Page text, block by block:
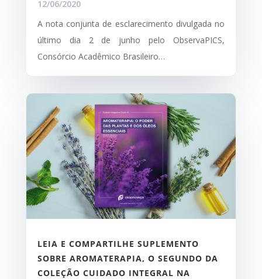
12/06/2020
A nota conjunta de esclarecimento divulgada no
último dia 2 de junho pelo ObservaPICS,
Consórcio Acadêmico Brasileiro…
LEIA E COMPARTILHE SUPLEMENTO
SOBRE AROMATERAPIA, O SEGUNDO DA
COLEÇÃO CUIDADO INTEGRAL NA